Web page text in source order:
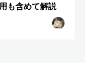
も含めて解説